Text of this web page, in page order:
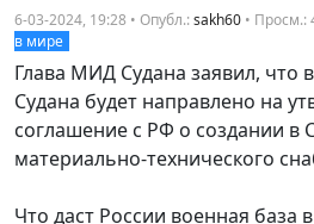
6-03-2024, 19:28 • Опубл.:sakh60 • Просм.:
в мире
Глава МИД Судана заявил, что
Судана будет направлено на
соглашение с РФ о создании в
материально-технического
Что даст России военная база